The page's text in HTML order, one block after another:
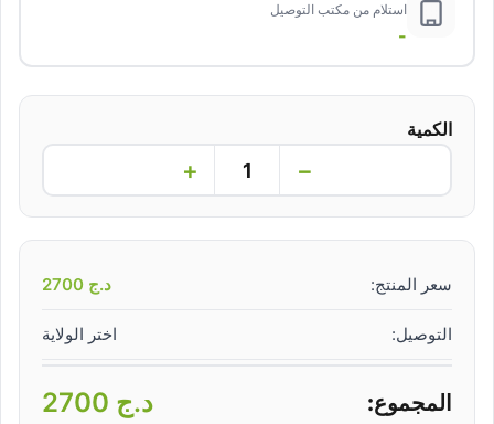
استلام من مكتب التوصيل
-
الكمية
−
+
سعر المنتج: د.ج
التوصيل: اختر الولاية
المجموع: د.ج